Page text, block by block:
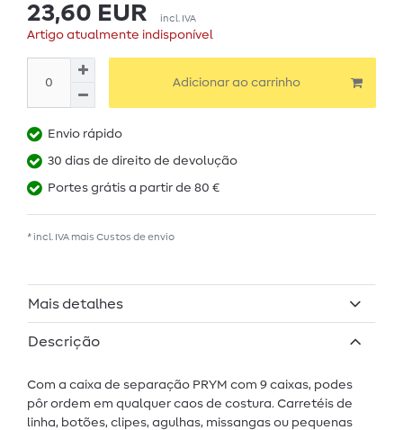
23,60 EUR incl. IVA
Artigo atualmente indisponível
Adicionar ao carrinho
Envio rápido
30 dias de direito de devolução
Portes grátis a partir de 80 €
* incl. IVA mais Custos de envio
Mais detalhes
Descrição
Com a caixa de separação PRYM com 9 caixas, podes
pôr ordem em qualquer caos de costura. Carretéis de
linha, botões, clipes, agulhas, missangas ou pequenas